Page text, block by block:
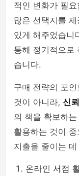
적인 변화가 필
많은 선택지를
있게 해주었습니
통해 정기적으로
습니다.
구매 전략의 포
것이 아니라, 신
의 책을 확보하
활용하는 것이
지출을 줄이는
온라인 서점